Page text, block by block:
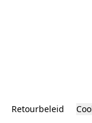
Retourbeleid